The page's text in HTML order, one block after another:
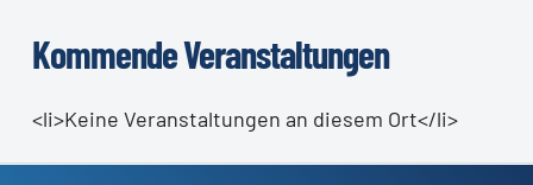
Kommende Veranstaltungen
<li>Keine Veranstaltungen an diesem Ort</li>